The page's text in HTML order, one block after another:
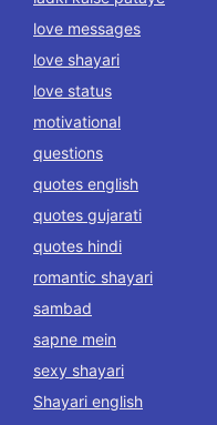
love messages
love shayari
love status
motivational
questions
quotes english
quotes gujarati
quotes hindi
romantic shayari
sambad
sapne mein
sexy shayari
Shayari english